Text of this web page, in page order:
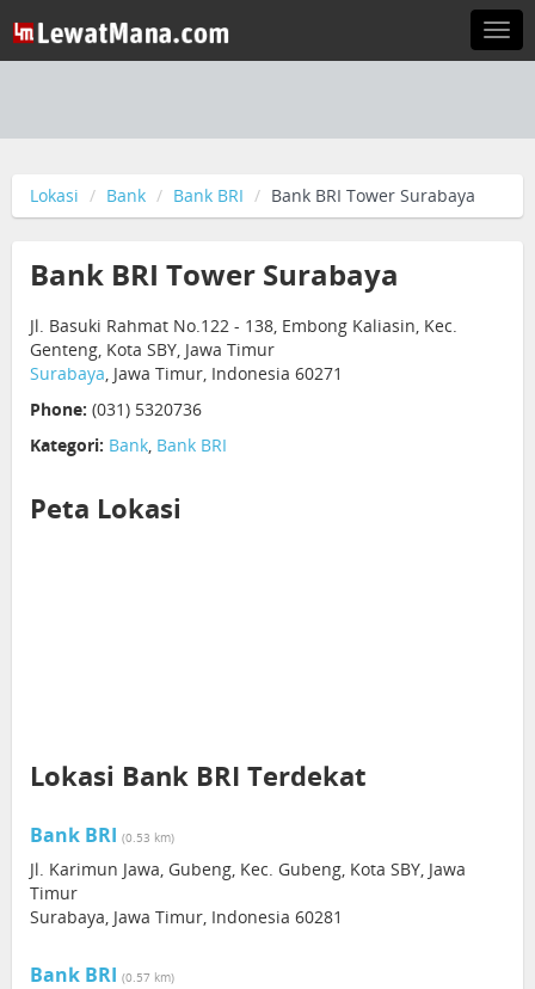
Lokasi Bank Bank BRI Bank BRI Tower Surabaya
Bank BRI Tower Surabaya
Jl. Basuki Rahmat No.122 - 138, Embong Kaliasin, Kec.
Genteng, Kota SBY, Jawa Timur
Surabaya, Jawa Timur, Indonesia 60271
Phone: (031) 5320736
Kategori: Bank, Bank BRI
Peta Lokasi
Lokasi Bank BRI Terdekat
Bank BRI (0.53 km)
Jl. Karimun Jawa, Gubeng, Kec. Gubeng, Kota SBY, Jawa
Timur
Surabaya, Jawa Timur, Indonesia 60281
Bank BRI (0.57 km)